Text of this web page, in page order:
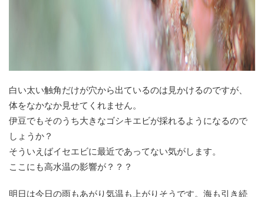
白い太い触角だけが穴から出ているのは見かけるのですが、
体をなかなか見せてくれません。
伊豆でもそのうち大きなゴシキエビが採れるようになるので
しょうか？
そういえばイセエビに最近であってない気がします。
ここにも高水温の影響が？？？
明日は今日の雨もあがり気温も上がりそうです。海も引き続